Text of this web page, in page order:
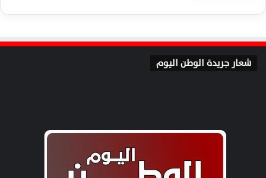
شعار جريدة الوطن اليوم